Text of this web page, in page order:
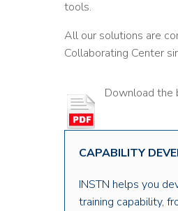
tools.
All our solutions are
Collaborating Center
Download the
CAPABILITY
INSTN helps you
training capability,